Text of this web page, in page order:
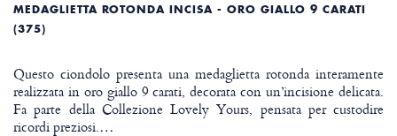
MEDAGLIETTA ROTONDA INCISA - ORO GIALLO 9 CARATI
(375)
Questo ciondolo presenta una medaglietta rotonda interamente
realizzata in oro giallo 9 carati, decorata con un’incisione delicata.
Fa parte della Collezione Lovely Yours, pensata per custodire
ricordi preziosi.…